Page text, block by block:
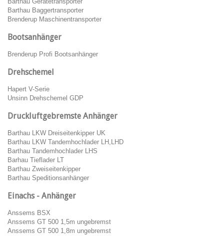
Barthau Baggertransporter
Brenderup Maschinentransporter
Bootsanhänger
Brenderup Profi Bootsanhänger
Drehschemel
Hapert V-Serie
Unsinn Drehschemel GDP
Druckluftgebremste Anhänger
Barthau LKW Dreiseitenkipper UK
Barthau LKW Tandemhochlader LH,LHD
Barthau Tandemhochlader LHS
Barhau Tieflader LT
Barthau Zweiseitenkipper
Barthau Speditionsanhänger
Einachs - Anhänger
Anssems BSX
Anssems GT 500 1,5m ungebremst
Anssems GT 500 1,8m ungebremst